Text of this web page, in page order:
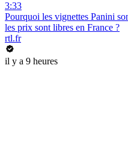
3:33
Pourquoi les vignettes Panini
les prix sont libres en France ?
rtl.fr
il y a 9 heures